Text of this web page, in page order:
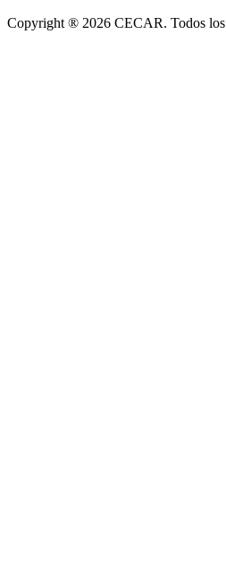
Copyright ® 2026 CECAR. Todos los